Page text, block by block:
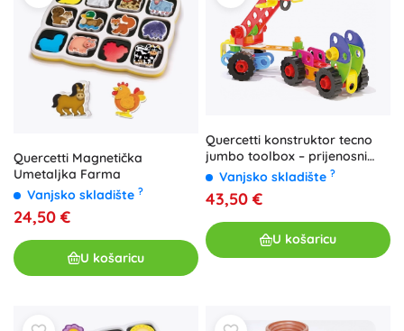
Quercetti Magnetička
Umetaljka Farma
Vanjsko skladište ?
24,50 €
U košaricu
Quercetti konstruktor tecno
jumbo toolbox – prijenosni
kovčeg s 84 dijelova
Vanjsko skladište ?
43,50 €
U košaricu